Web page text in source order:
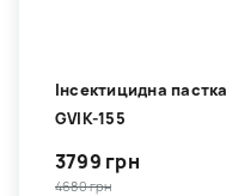
Інсектицидна
GVIK-155
3799 грн
4680 грн